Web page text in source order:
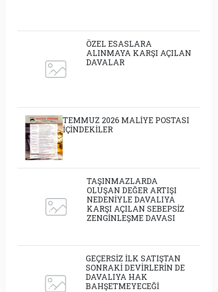
ÖZEL ESASLARA
ALINMAYA KARŞI AÇILAN
DAVALAR
TEMMUZ 2026 MALİYE POSTASI
İÇİNDEKİLER
TAŞINMAZLARDA
OLUŞAN DEĞER ARTIŞI
NEDENİYLE DAVALIYA
KARŞI AÇILAN SEBEPSİZ
ZENGİNLEŞME DAVASI
GEÇERSİZ İLK SATIŞTAN
SONRAKİ DEVİRLERİN DE
DAVALIYA HAK
BAHŞETMEYECEĞİ